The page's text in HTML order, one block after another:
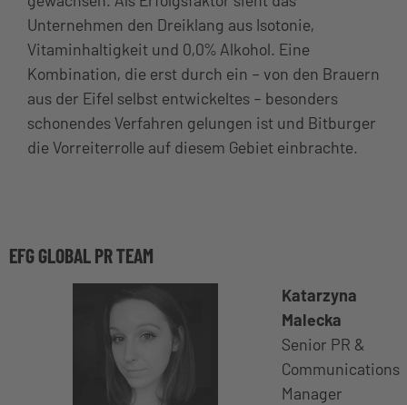
Unternehmen den Dreiklang aus Isotonie,
Vitaminhaltigkeit und 0,0% Alkohol. Eine
Kombination, die erst durch ein – von den Brauern
aus der Eifel selbst entwickeltes – besonders
schonendes Verfahren gelungen ist und Bitburger
die Vorreiterrolle auf diesem Gebiet einbrachte.
EFG GLOBAL PR TEAM
Katarzyna
Malecka
Senior PR &
Communications
Manager